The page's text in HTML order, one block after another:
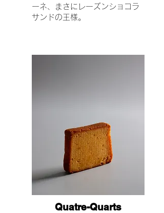
ーネ、まさにレーズンショコラ
サンドの王様。
Quatre-Quarts